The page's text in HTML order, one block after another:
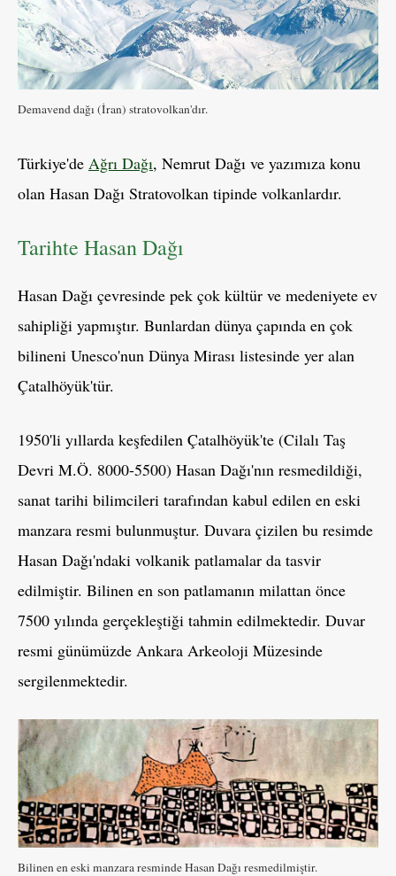
Demavend dağı (İran) stratovolkan'dır.
Türkiye'de Ağrı Dağı, Nemrut Dağı ve yazımıza konu
olan Hasan Dağı Stratovolkan tipinde volkanlardır.
Tarihte Hasan Dağı
Hasan Dağı çevresinde pek çok kültür ve medeniyete ev
sahipliği yapmıştır. Bunlardan dünya çapında en çok
bilineni Unesco'nun Dünya Mirası listesinde yer alan
Çatalhöyük'tür.
1950'li yıllarda keşfedilen Çatalhöyük'te (Cilalı Taş
Devri M.Ö. 8000-5500) Hasan Dağı'nın resmedildiği,
sanat tarihi bilimcileri tarafından kabul edilen en eski
manzara resmi bulunmuştur. Duvara çizilen bu resimde
Hasan Dağı'ndaki volkanik patlamalar da tasvir
edilmiştir. Bilinen en son patlamanın milattan önce
7500 yılında gerçekleştiği tahmin edilmektedir. Duvar
resmi günümüzde Ankara Arkeoloji Müzesinde
sergilenmektedir.
Bilinen en eski manzara resminde Hasan Dağı resmedilmiştir.